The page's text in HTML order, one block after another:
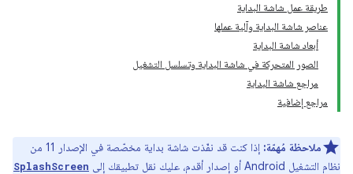
طريقة عمل شاشة البداية
عناصر شاشة البداية وآلية عملها
أبعاد شاشة البداية
الصور المتحركة في شاشة البداية وتسلسل التشغيل
مراجع شاشة البداية
مراجع إضافية
ملاحظة مُهمّة:
إذا كنت قد نفّذت شاشة بداية مخصّصة في الإصدار 11 من
نظام التشغيل Android أو إصدار أقدم، عليك نقل تطبيقك إلى
SplashScreen